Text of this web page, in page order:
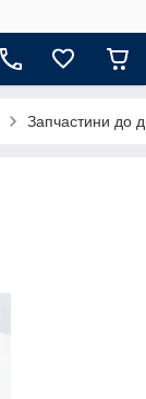
Запчастини до